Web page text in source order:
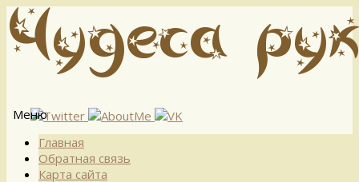
Меню
Перейти
содержимому
Главная
Обратная связь
Карта сайта